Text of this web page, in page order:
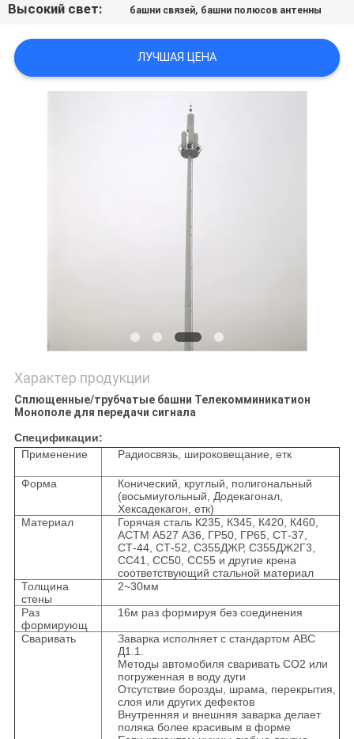
СПРОСИТЕ
ЦИТАТУ
КАРТА
Высокий свет: башни связей, башни полюсов антенны
ЛУЧШАЯ ЦЕНА
Характер продукции
Сплющенные/трубчатые башни Телекомминикатион
Монополе для передачи сигнала
Спецификации:
Применение
Радиосвязь, широковещание, етк
Форма
Конический, круглый, полигональный
(восьмиугольный, Додекагонал,
Хексадекагон, етк)
Материал
Горячая сталь К235, К345, К420, К460,
АСТМ А527 А36, ГР50, ГР65, СТ-37,
СТ-44, СТ-52, С355ДЖР, С355ДЖ2Г3,
СС41, СС50, СС55 и другие крена
соответствующий стальной материал
Толщина
стены
2~30мм
Раз
формирующ
16м раз формируя без соединения
Сваривать
Заварка исполняет с стандартом АВС
Д1.1.
Методы автомобиля сваривать СО2 или
погруженная в воду дуги
Отсутствие борозды, шрама, перекрытия,
слоя или других дефектов
Внутренняя и внешняя заварка делает
поляка более красивым в форме